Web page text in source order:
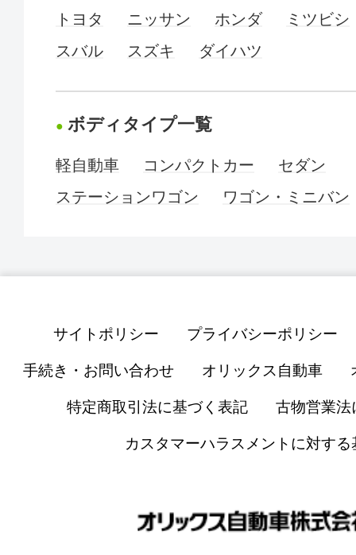
トヨタ ニッサン ホンダ
ミツビシ
スバル
スズキ ダイハツ
ボディタイプ一覧
軽自動車 コンパクトカー
セダン
ステーションワゴン
ワゴン・ミニバン
サイトポリシー プライバシーポリシー
手続き・お問い合わせ オリックス自動車
特定商取引法に基づく表記 古物営業法
カスタマーハラスメントに対する